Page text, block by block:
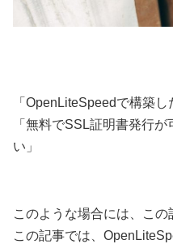
「OpenLiteSpeedで構築
「無料でSSL証明書発行
い」
このような場合には、この
この記事では、